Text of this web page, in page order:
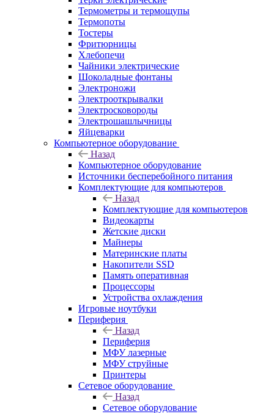
Термометры и термощупы
Термопоты
Тостеры
Фритюрницы
Хлебопечи
Чайники электрические
Шоколадные фонтаны
Электроножи
Электрооткрывалки
Электросковороды
Электрошашлычницы
Яйцеварки
Компьютерное оборудование
Назад
Компьютерное оборудование
Источники бесперебойного питания
Комплектующие для компьютеров
Назад
Комплектующие для компьютеров
Видеокарты
Жетские диски
Майнеры
Материнские платы
Накопители SSD
Память оперативная
Процессоры
Устройства охлаждения
Игровые ноутбуки
Периферия
Назад
Периферия
МФУ лазерные
МФУ струйные
Принтеры
Сетевое оборудование
Назад
Сетевое оборудование